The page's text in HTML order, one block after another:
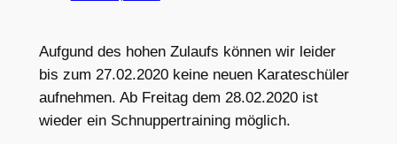
Aufgund des hohen Zulaufs können wir leider
bis zum 27.02.2020 keine neuen Karateschüler
aufnehmen. Ab Freitag dem 28.02.2020 ist
wieder ein Schnuppertraining möglich.